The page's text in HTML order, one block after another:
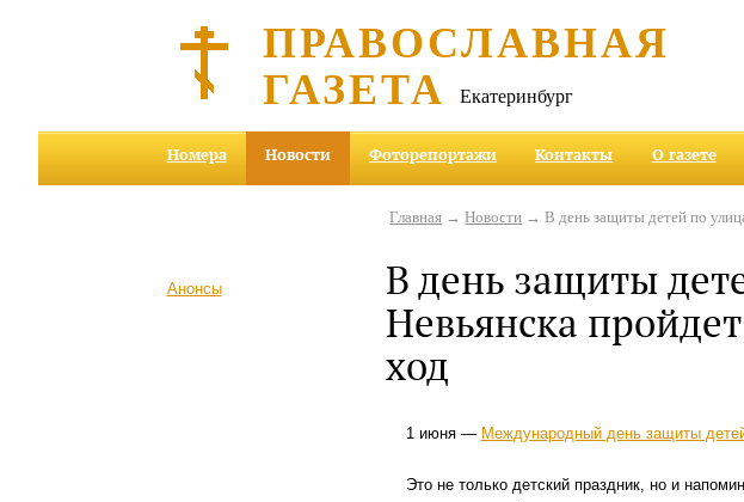
ПРАВОСЛАВНАЯ
ГАЗЕТА Екатеринбург
Номера Новости Фоторепортажи Контакты О газете
Анонсы
Главная →Новости → В день защиты детей по
В день защиты
Невьянска
ход
1 июня — Международный день защиты
Это не только детский праздник, но и